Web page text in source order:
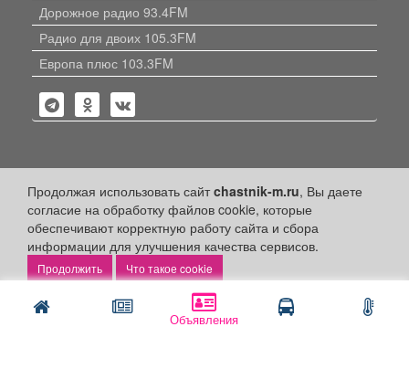
Объявления
Продолжая использовать сайтchastnik-m.ru, Вы даете
согласие на обработку файлов cookie, которые
обеспечивают корректную работу сайта и сбора
информации для улучшения качества сервисов.
Что такое cookie
Дорожное радио 93.4FM
Радио для двоих 105.3FM
Европа плюс 103.3FM
Политика конфиденциальности
Публикации с пометкой «Реклама», «На правах рекламы»,
«Партнёрский проект» оплачены рекламодателем.
Редакция сайта не несет ответственности за достоверность
объявлениях.
+16 © 2006-2026 ООО "Частник-М"